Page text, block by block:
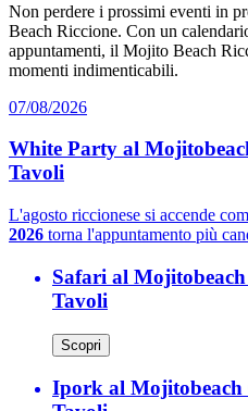
Non perdere i prossimi eventi in
Beach Riccione. Con un
appuntamenti, il Mojito Beach
momenti indimenticabili.
07/08/2026
White Party al
Tavoli
L'agosto riccionese si accende
2026 torna l'appuntamento più
Safari al
Tavoli
Scopri
Ipork al Mojitobeach